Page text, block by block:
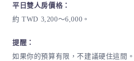
平日雙人房價格：
約 TWD 3,200～6,000。
提醒：
如果你的預算有限，不建議硬住這間